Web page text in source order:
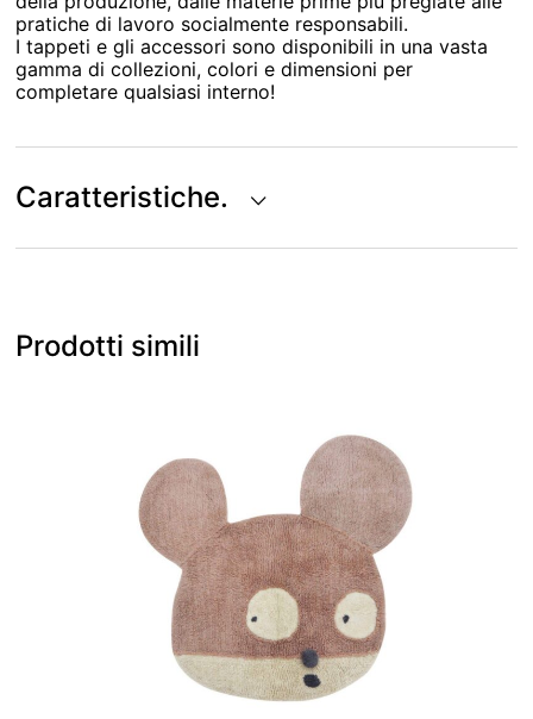
pratiche di lavoro socialmente responsabili.
I tappeti e gli accessori sono disponibili in una vasta
gamma di collezioni, colori e dimensioni per
completare qualsiasi interno!
Caratteristiche.
Prodotti simili